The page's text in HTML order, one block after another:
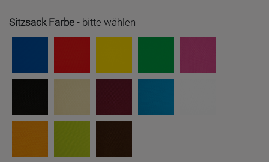
Sitzsack Farbe - bitte wählen